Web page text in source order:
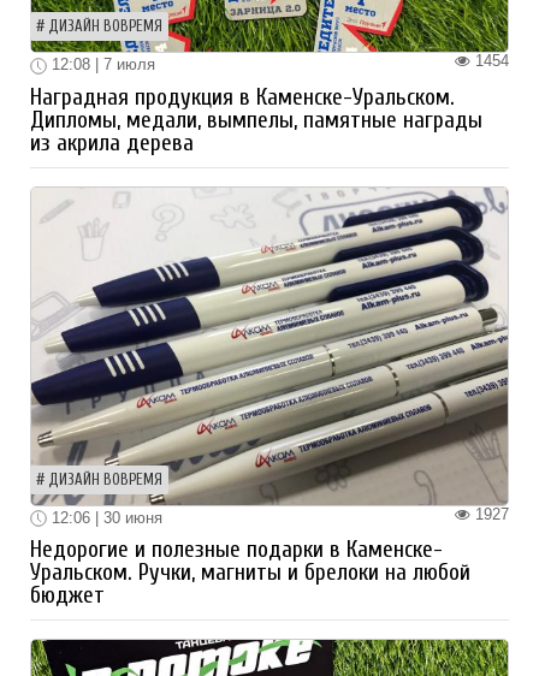
ДИЗАЙН ВОВРЕМЯ
1454
12:08 | 7 июля
Наградная продукция в Каменске-Уральском.
Дипломы, медали, вымпелы, памятные награды
из акрила дерева
ДИЗАЙН ВОВРЕМЯ
1927
12:06 | 30 июня
Недорогие и полезные подарки в Каменске-
Уральском. Ручки, магниты и брелоки на любой
бюджет